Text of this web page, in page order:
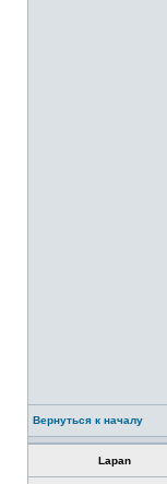
Вернуться к началу
Lapan